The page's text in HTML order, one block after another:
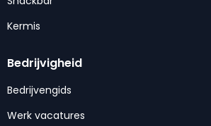
Kermis
Bedrijvigheid
Bedrijvengids
Werk vacatures